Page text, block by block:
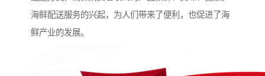
海鲜配送服务的兴起，为人们带来了便利，也促进了海
鲜产业的发展。